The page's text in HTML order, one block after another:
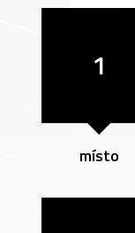
1
místo